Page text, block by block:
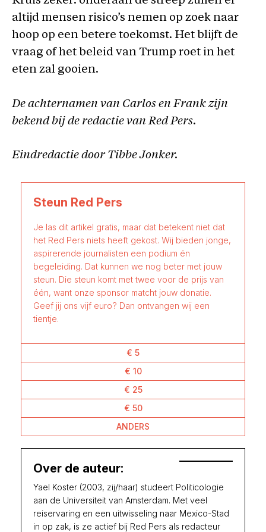
altijd mensen risico’s nemen op zoek naar
hoop op een betere toekomst. Het blijft de
vraag of het beleid van Trump roet in het
eten zal gooien.
De achternamen van Carlos en Frank zijn
bekend bij de redactie van Red Pers.
Eindredactie door Tibbe Jonker.
Steun Red Pers
Je las dit artikel gratis, maar dat betekent niet dat
het Red Pers niets heeft gekost. Wij bieden jonge,
aspirerende journalisten een podium én
begeleiding. Dat kunnen we nog beter met jouw
steun. Die steun komt met twee voor de prijs van
één, want onze sponsor matcht jouw donatie.
Geef jij ons vijf euro? Dan ontvangen wij een
tientje.
€ 5
€ 10
€ 25
€ 50
ANDERS
Over de auteur:
Yael Koster (2003, zij/haar) studeert Politicologie
aan de Universiteit van Amsterdam. Met veel
reiservaring en een uitwisseling naar Mexico-Stad
in op zak, is ze actief bij Red Pers als redacteur